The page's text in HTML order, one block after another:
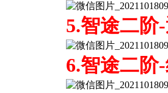
5.智途二阶
6.智途二阶